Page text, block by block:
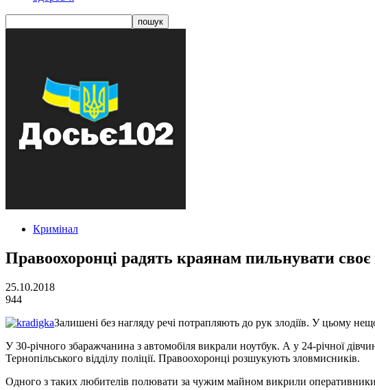
Кримінал
Правоохоронці радять краянам пильнувати
25.10.2018
944
Залишені без нагляду речі потрапляють до рук злодіїв. У цьому
У 30-річного збаражчанина з автомобіля викрали ноутбук. А у 24-річної
Тернопільського відділу поліції. Правоохоронці розшукують зловмисників.
Одного з таких любителів полювати за чужим майном викрили